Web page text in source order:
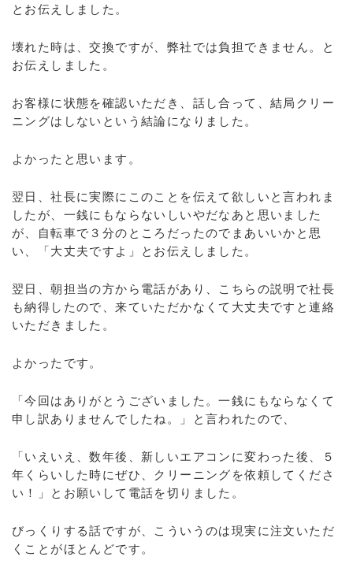
とお伝えしました。
壊れた時は、交換ですが、弊社では負担できません。と
お伝えしました。
お客様に状態を確認いただき、話し合って、結局クリー
ニングはしないという結論になりました。
よかったと思います。
翌日、社長に実際にこのことを伝えて欲しいと言われま
したが、一銭にもならないしいやだなあと思いました
が、自転車で３分のところだったのでまあいいかと思
い、「大丈夫ですよ」とお伝えしました。
翌日、朝担当の方から電話があり、こちらの説明で社長
も納得したので、来ていただかなくて大丈夫ですと連絡
いただきました。
よかったです。
「今回はありがとうございました。一銭にもならなくて
申し訳ありませんでしたね。」と言われたので、
「いえいえ、数年後、新しいエアコンに変わった後、５
年くらいした時にぜひ、クリーニングを依頼してくださ
い！」とお願いして電話を切りました。
びっくりする話ですが、こういうのは現実に注文いただ
くことがほとんどです。